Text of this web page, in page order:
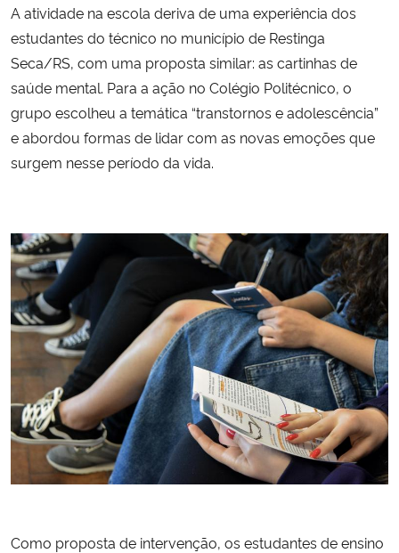
Secretaria-Geral
Secretaria de Governo
Planalto
A atividade na escola deriva de uma experiência dos
estudantes do técnico no município de Restinga
Seca/RS, com uma proposta similar: as cartinhas de
saúde mental. Para a ação no Colégio Politécnico, o
grupo escolheu a temática “transtornos e adolescência”
e abordou formas de lidar com as novas emoções que
surgem nesse período da vida.
Como proposta de intervenção, os estudantes de ensino